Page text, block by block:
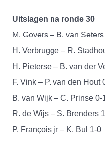
Uitslagen na ronde 30
M. Govers – B. van
H. Verbrugge – R.
H. Pieterse – B. van der
F. Vink – P. van den Hout
B. van Wijk – C. Prinse 0-
R. de Wijs – S. Brenders
P. François jr – K. Bul 1-0